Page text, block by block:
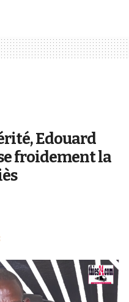
Edouard
froidement la